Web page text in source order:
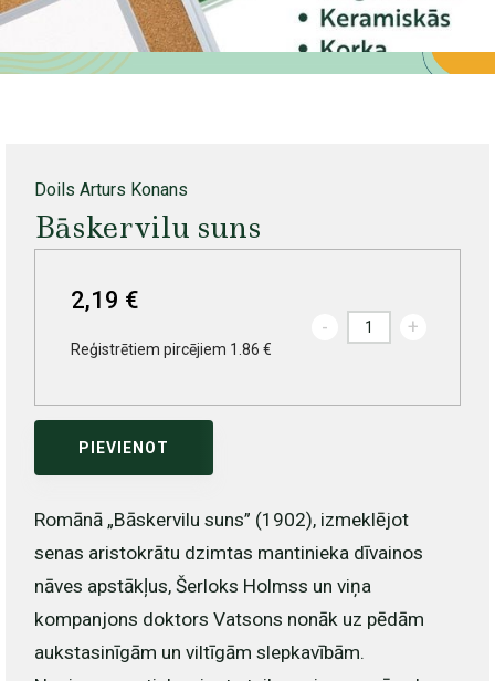
Doils Arturs Konans
Bāskervilu suns
2,19 €
Reģistrētiem pircējiem 1.86 €
- +
PIEVIENOT
Romānā „Bāskervilu suns” (1902), izmeklējot
senas aristokrātu dzimtas mantinieka dīvainos
nāves apstākļus, Šerloks Holmss un viņa
kompanjons doktors Vatsons nonāk uz pēdām
aukstasinīgām un viltīgām slepkavībām.